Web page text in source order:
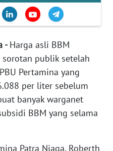
-Harga asli BBM
publik setelah
Pertamina yang
per liter sebelum
banyak warganet
BBM yang selama
Patra Niaga, Roberth